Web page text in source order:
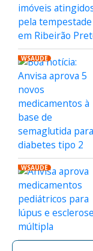
WSAÚDE
WSAÚDE